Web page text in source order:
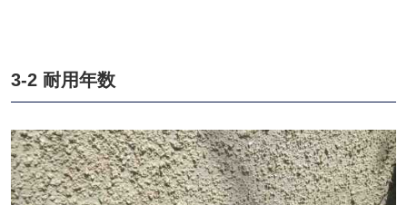
3-2 耐用年数